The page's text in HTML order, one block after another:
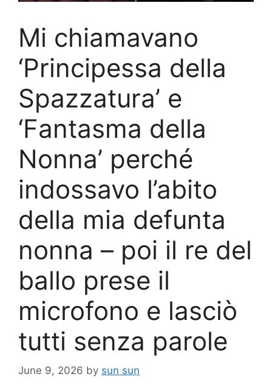
Mi chiamavano
‘Principessa della
Spazzatura’ e
‘Fantasma della
Nonna’ perché
indossavo l’abito
della mia defunta
nonna – poi il re del
ballo prese il
microfono e lasciò
tutti senza parole
June 9, 2026 by sun sun